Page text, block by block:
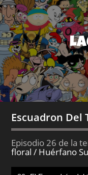
Escuadron Del
Episodio 26 de la
floral / Huérfano